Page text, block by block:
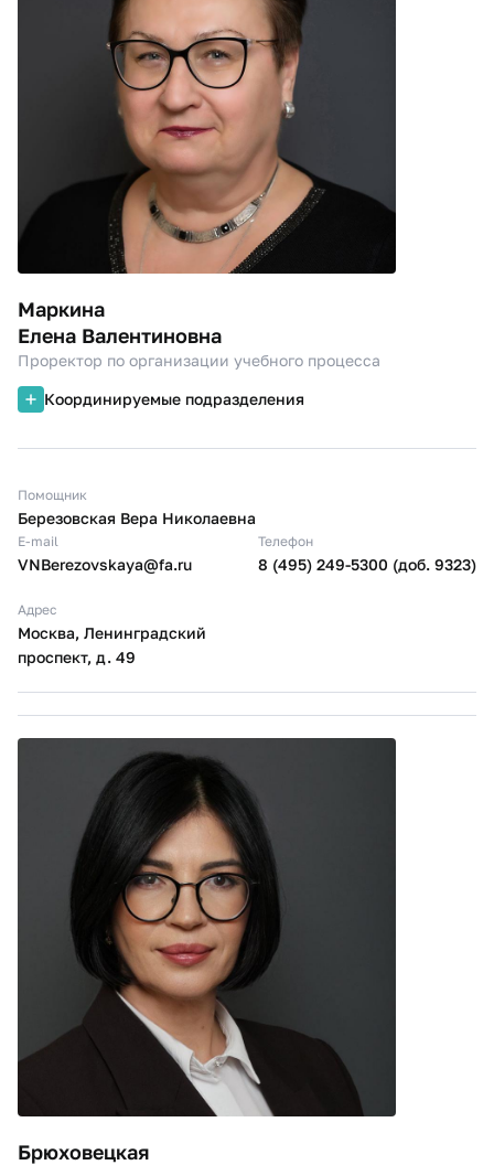
Маркина
Елена Валентиновна
Проректор по организации учебного процесса
Координируемые подразделения
Помощник
Березовская Вера Николаевна
E-mail
VNBerezovskaya@fa.ru
Телефон
8 (495) 249-5300 (доб. 9323)
Адрес
Москва, Ленинградский
проспект, д. 49
Брюховецкая